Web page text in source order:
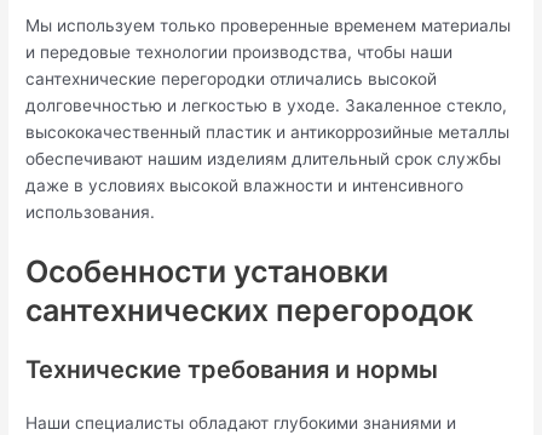
Мы используем только проверенные временем материалы
и передовые технологии производства, чтобы наши
сантехнические перегородки отличались высокой
долговечностью и легкостью в уходе. Закаленное стекло,
высококачественный пластик и антикоррозийные металлы
обеспечивают нашим изделиям длительный срок службы
даже в условиях высокой влажности и интенсивного
использования.
Особенности установки
сантехнических перегородок
Технические требования и нормы
Наши специалисты обладают глубокими знаниями и